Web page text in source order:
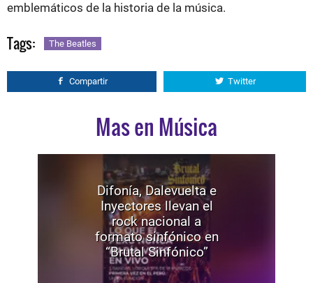
emblemáticos de la historia de la música.
Tags: The Beatles
Compartir Twitter
Mas en Música
Difonía, Dalevuelta e
Inyectores llevan el
rock nacional a
formato sinfónico en
“Brutal Sinfónico”